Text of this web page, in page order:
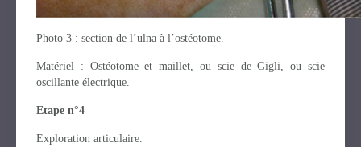
Photo 3 : section de l’ulna à l’ostéotome.
Matériel : Ostéotome et maillet, ou scie de Gigli, ou scie
oscillante électrique.
Etape n°4
Exploration articulaire.